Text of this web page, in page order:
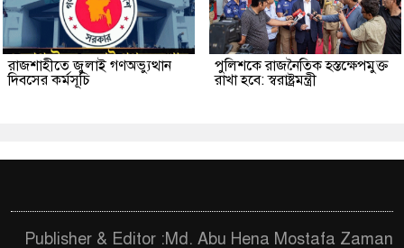
রাজশাহীতে জুলাই গণঅভ্যুত্থান
দিবসের কর্মসূচি
পুলিশকে রাজনৈতিক হস্তক্ষেপমুক্ত
রাখা হবে: স্বরাষ্ট্রমন্ত্রী
Publisher & Editor :Md. Abu Hena Mostafa Zaman